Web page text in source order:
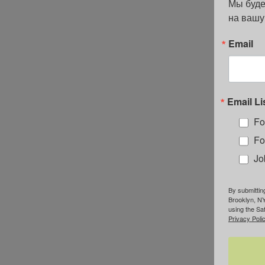
Мы
на
Email
Email
By
Brooklyn,
using the
Privacy